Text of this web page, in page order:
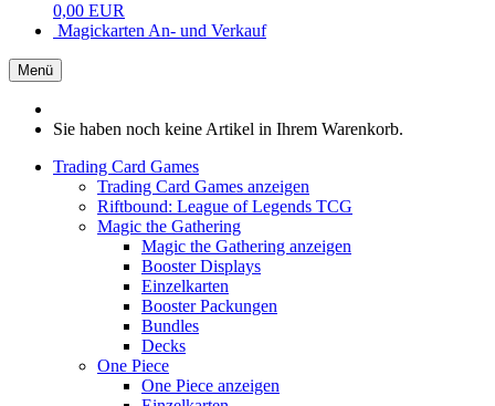
0,00 EUR
Magickarten An- und Verkauf
Menü
Sie haben noch keine Artikel in Ihrem Warenkorb.
Trading Card Games
Trading Card Games anzeigen
Riftbound: League of Legends TCG
Magic the Gathering
Magic the Gathering anzeigen
Booster Displays
Einzelkarten
Booster Packungen
Bundles
Decks
One Piece
One Piece anzeigen